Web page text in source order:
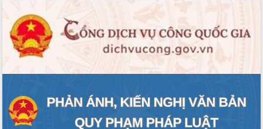
Chuyển đổi số thư viện: Mở rộng
không gian tri thức trong thời đại số
Đánh giá, rút kinh nghiệm công tác tổ
chức diễn tập trước ngày bầu cử
Chương trình “Gặp gỡ hữu nghị –
Bầu cử Quốc hội và HĐND: Cử tri Đắk
Lắk gửi gắm niềm tin, kỳ vọng vào lá
phiếu